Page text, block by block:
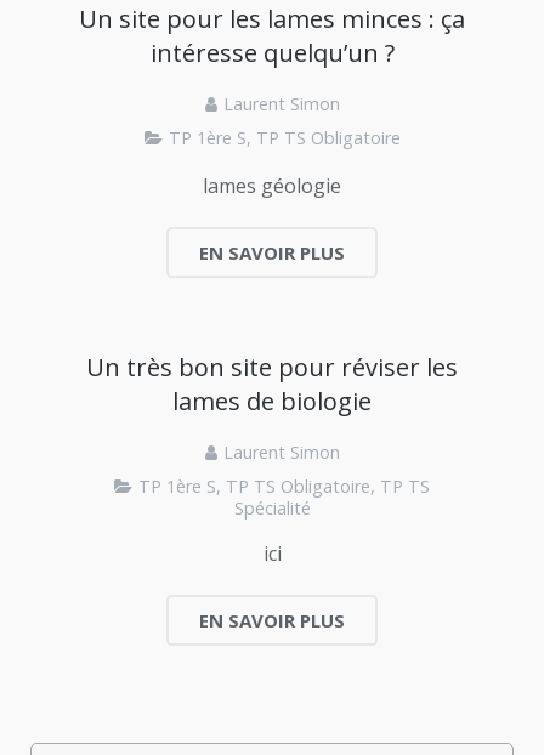
Un site pour les lames minces : ça
intéresse quelqu’un ?
Laurent Simon
TP 1ère S, TP TS Obligatoire
lames géologie
EN SAVOIR PLUS
Un très bon site pour réviser les
lames de biologie
Laurent Simon
TP 1ère S, TP TS Obligatoire, TP TS
Spécialité
ici
EN SAVOIR PLUS